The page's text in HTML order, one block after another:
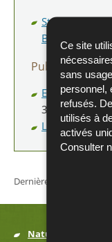
Ce site
sans
personnel,
refusés.
utilisés à
activés
Consulter
Studie zu
Besseres
Publications
Etude d’une
3,78 Mo)
Livret sur la
Dernière mise à jour
Natur